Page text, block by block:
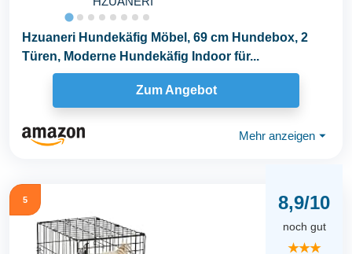
Hzuaneri Hundekäfig Möbel, 69 cm Hundebox, 2
Türen, Moderne Hundekäfig Indoor für...
Zum Angebot
Mehr anzeigen ⏷
5 8,9/10
noch gut
★★★